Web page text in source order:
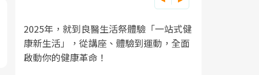
良醫健康網從「換季的身體變化」出發，
透過醫學觀點與日常感受的對話，建立對
亞健康的認知，進而引導實際的改善行